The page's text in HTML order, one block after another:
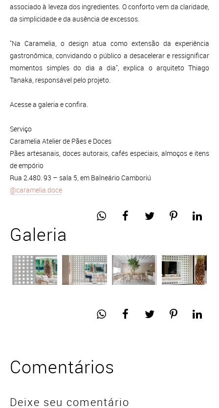
associado à leveza dos ingredientes. O conforto vem da claridade,
da simplicidade e da ausência de excessos.
"Na Caramelia, o design atua como extensão da experiência
gastronômica, convidando o público a desacelerar e ressignificar
momentos simples do dia a dia", explica o arquiteto Thiago
Tanaka, responsável pelo projeto.
Acesse a galeria e confira.
Serviço
Caramelia Atelier de Pães e Doces
Pães artesanais, doces autorais, cafés especiais, almoços e itens
de empório
Rua 2.480. 93 – sala 5, em Balneário Camboriú
@caramelia.doce
Galeria
Comentários
Deixe seu comentário